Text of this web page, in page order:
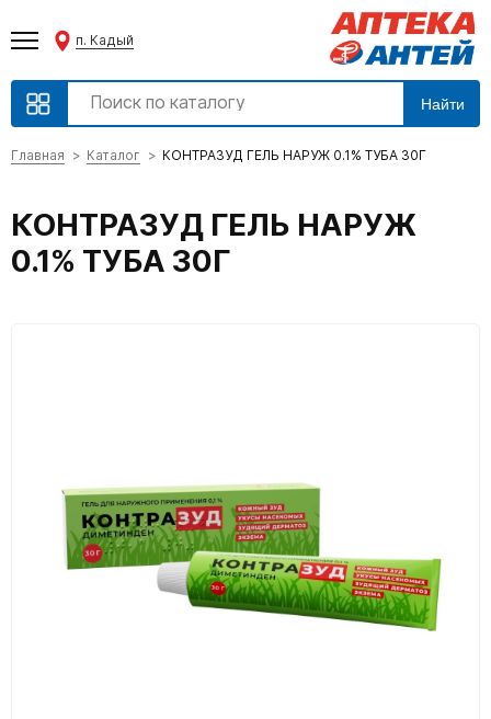
п. Кадый
Найти
Главная Каталог КОНТРАЗУД ГЕЛЬ НАРУЖ 0.1% ТУБА 30Г
КОНТРАЗУД ГЕЛЬ НАРУЖ
0.1% ТУБА 30Г